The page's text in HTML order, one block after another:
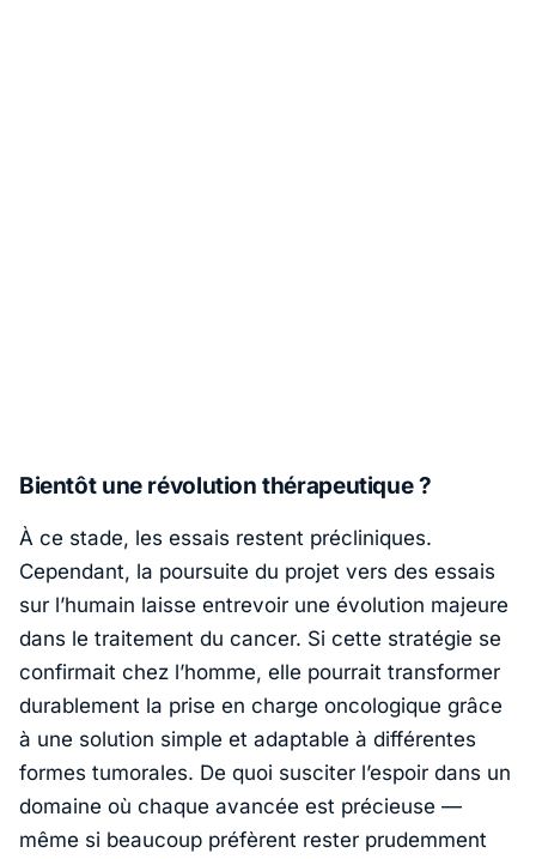
Bientôt une révolution thérapeutique ?
À ce stade, les essais restent précliniques.
Cependant, la poursuite du projet vers des essais
sur l’humain laisse entrevoir une évolution majeure
dans le traitement du cancer. Si cette stratégie se
confirmait chez l’homme, elle pourrait transformer
durablement la prise en charge oncologique grâce
à une solution simple et adaptable à différentes
formes tumorales. De quoi susciter l’espoir dans un
domaine où chaque avancée est précieuse —
même si beaucoup préfèrent rester prudemment